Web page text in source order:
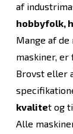
af
hobbyfolk,
Mange af
maskiner,
Brovst eller
kvalitet og
Alle